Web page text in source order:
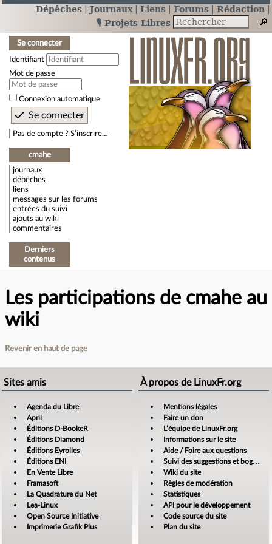
Dépêches Journaux Liens Forums
Rédaction
🎙️ Projets Libres
Se connecter
Identifiant
Mot de passe
Connexion automatique
Pas de compte ? S’inscrire…
cmahe
journaux
dépêches
liens
messages sur les forums
entrées du suivi
ajouts au wiki
commentaires
Derniers
contenus
Les participations de cmahe au
wiki
Revenir en haut de page
Sites amis
Agenda du Libre
April
Éditions D-BookeR
Éditions Diamond
Éditions Eyrolles
Éditions ENI
En Vente Libre
Framasoft
La Quadrature du Net
Lea-Linux
Open Source Initiative
Imprimerie Grafik Plus
À propos de LinuxFr.org
Mentions légales
Faire un don
L’équipe de LinuxFr.org
Informations sur le site
Aide / Foire aux questions
Suivi des suggestions et bogues
Wiki du site
Règles de modération
Statistiques
API pour le développement
Code source du site
Plan du site